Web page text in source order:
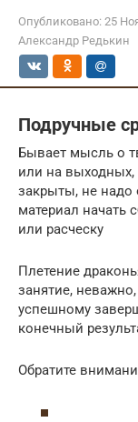
Опубликовано: 25
Александр Редькин
Подручные
Бывает мысль о
или на выходных,
закрыты, не надо
материал начать
или расческу
Плетение
занятие,
успешному
конечный
Обратите